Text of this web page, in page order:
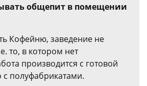
общепит в помещении
Кофейню, заведение не
то, в котором нет
производится с готовой
полуфабрикатами.